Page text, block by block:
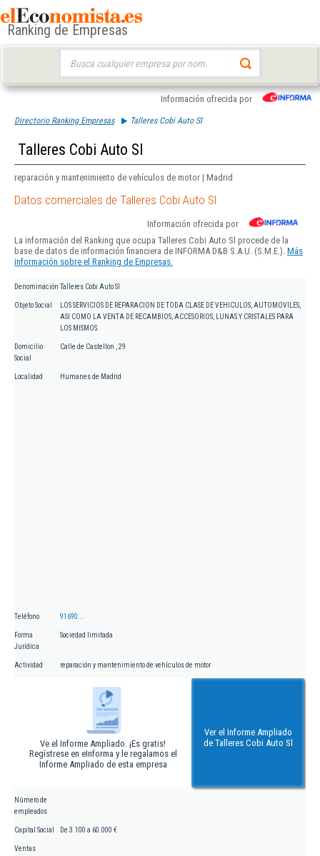
Ranking de Empresas
Información ofrecida por
Directorio Ranking Empresas Talleres Cobi Auto Sl
Talleres Cobi Auto Sl
reparación y mantenimiento de vehículos de motor | Madrid
Datos comerciales de Talleres Cobi Auto Sl
Información ofrecida por
La información del Ranking que ocupa Talleres Cobi Auto Sl procede de la
base de datos de información financiera de INFORMA D&B S.A.U. (S.M.E.). Más
información sobre el Ranking de Empresas.
Denominación Talleres Cobi Auto Sl
Objeto Social
LOS SERVICIOS DE REPARACION DE TODA CLASE DE VEHICULOS, AUTOMOVILES,
ASI COMO LA VENTA DE RECAMBIOS, ACCESORIOS, LUNAS Y CRISTALES PARA
LOS MISMOS.
Domicilio
Social
Calle de Castellon , 29
Localidad Humanes de Madrid
Teléfono 91690...
Forma
Jurídica
Sociedad limitada
Actividad reparación y mantenimiento de vehículos de motor
Ve el Informe Ampliado. ¡Es gratis!
Regístrese en eInforma y le regalamos el
Informe Ampliado de esta empresa
Ver el Informe Ampliado
de Talleres Cobi Auto Sl
Número de
empleados
Capital Social De 3.100 a 60.000 €
Ventas